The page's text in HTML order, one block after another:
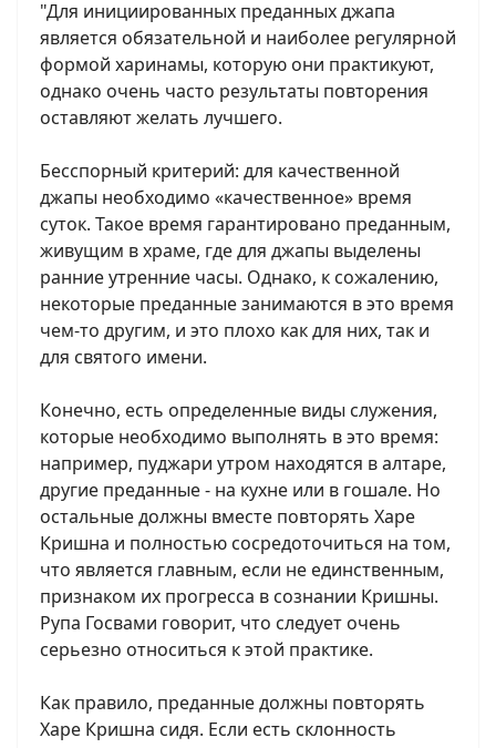
"Для инициированных преданных джапа
является обязательной и наиболее регулярной
формой харинамы, которую они практикуют,
однако очень часто результаты повторения
оставляют желать лучшего.
Бесспорный критерий: для качественной
джапы необходимо «качественное» время
суток. Такое время гарантировано преданным,
живущим в храме, где для джапы выделены
ранние утренние часы. Однако, к сожалению,
некоторые преданные занимаются в это время
чем-то другим, и это плохо как для них, так и
для святого имени.
Конечно, есть определенные виды служения,
которые необходимо выполнять в это время:
например, пуджари утром находятся в алтаре,
другие преданные - на кухне или в гошале. Но
остальные должны вместе повторять Харе
Кришна и полностью сосредоточиться на том,
что является главным, если не единственным,
признаком их прогресса в сознании Кришны.
Рупа Госвами говорит, что следует очень
серьезно относиться к этой практике.
Как правило, преданные должны повторять
Харе Кришна сидя. Если есть склонность